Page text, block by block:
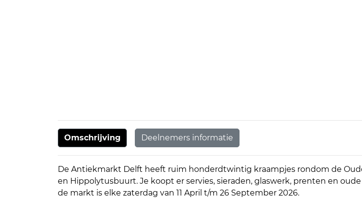
Omschrijving Deelnemers informatie
De Antiekmarkt Delft heeft ruim honderdtwintig kraampjes rondom de
en Hippolytusbuurt. Je koopt er servies, sieraden, glaswerk, prenten en
de markt is elke zaterdag van 11 April t/m 26 September 2026.